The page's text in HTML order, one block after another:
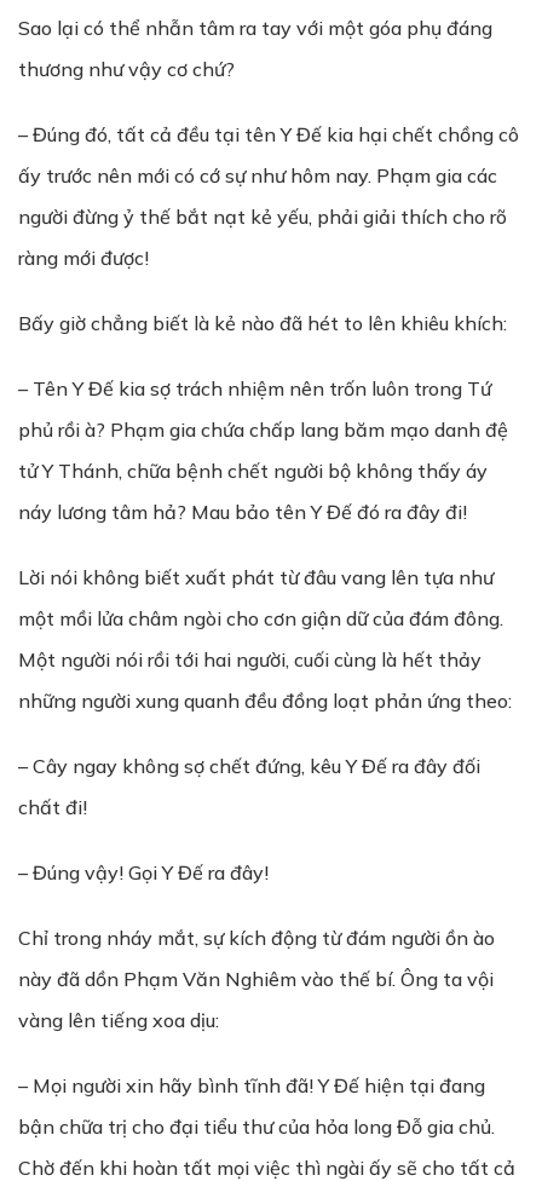
Sao lại có thể nhẫn tâm ra tay với một góa phụ đáng
thương như vậy cơ chứ?
– Đúng đó, tất cả đều tại tên Y Đế kia hại chết chồng cô
ấy trước nên mới có cớ sự như hôm nay. Phạm gia các
người đừng ỷ thế bắt nạt kẻ yếu, phải giải thích cho rõ
ràng mới được!
Bấy giờ chẳng biết là kẻ nào đã hét to lên khiêu khích:
– Tên Y Đế kia sợ trách nhiệm nên trốn luôn trong Tứ
phủ rồi à? Phạm gia chứa chấp lang băm mạo danh đệ
tử Y Thánh, chữa bệnh chết người bộ không thấy áy
náy lương tâm hả? Mau bảo tên Y Đế đó ra đây đi!
Lời nói không biết xuất phát từ đâu vang lên tựa như
một mồi lửa châm ngòi cho cơn giận dữ của đám đông.
Một người nói rồi tới hai người, cuối cùng là hết thảy
những người xung quanh đều đồng loạt phản ứng theo:
– Cây ngay không sợ chết đứng, kêu Y Đế ra đây đối
chất đi!
– Đúng vậy! Gọi Y Đế ra đây!
Chỉ trong nháy mắt, sự kích động từ đám người ồn ào
này đã dồn Phạm Văn Nghiêm vào thế bí. Ông ta vội
vàng lên tiếng xoa dịu:
– Mọi người xin hãy bình tĩnh đã! Y Đế hiện tại đang
bận chữa trị cho đại tiểu thư của hỏa long Đỗ gia chủ.
Chờ đến khi hoàn tất mọi việc thì ngài ấy sẽ cho tất cả